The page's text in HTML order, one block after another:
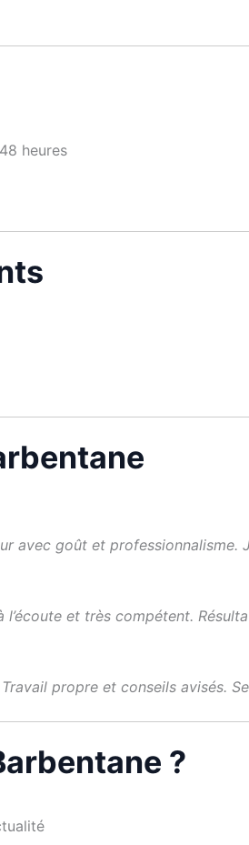
heures
avec goût et professionnalisme.
et très compétent.
propre et conseils avisés.
?